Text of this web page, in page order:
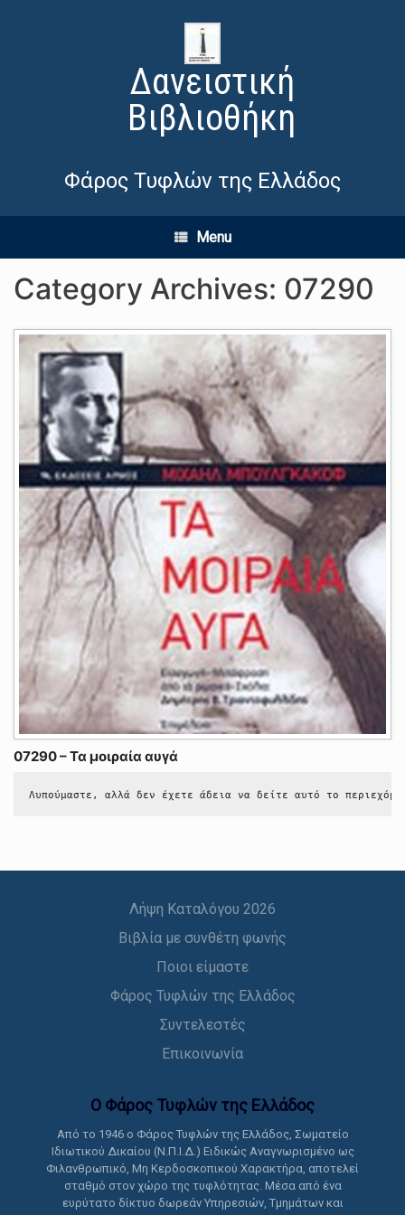
Δανειστική
Βιβλιοθήκη
Φάρος Τυφλών της Ελλάδος
Menu
Category Archives: 07290
07290 – Τα μοιραία αυγά
Λυπούμαστε, αλλά δεν έχετε άδεια να δείτε αυτό το
Λήψη Καταλόγου 2026
Βιβλία με συνθέτη φωνής
Ποιοι είμαστε
Φάρος Τυφλών της Ελλάδος
Συντελεστές
Επικοινωνία
Ο Φάρος Τυφλών της Ελλάδoς
Από το 1946 ο Φάρος Τυφλών της Ελλάδος, Σωματείο
Ιδιωτικού Δικαίου (Ν.Π.Ι.Δ.) Ειδικώς Αναγνωρισμένο ως
Φιλανθρωπικό, Μη Κερδοσκοπικού Χαρακτήρα, αποτελεί
σταθμό στον χώρο της τυφλότητας. Μέσα από ένα
ευρύτατο δίκτυο δωρεάν Υπηρεσιών, Τμημάτων και